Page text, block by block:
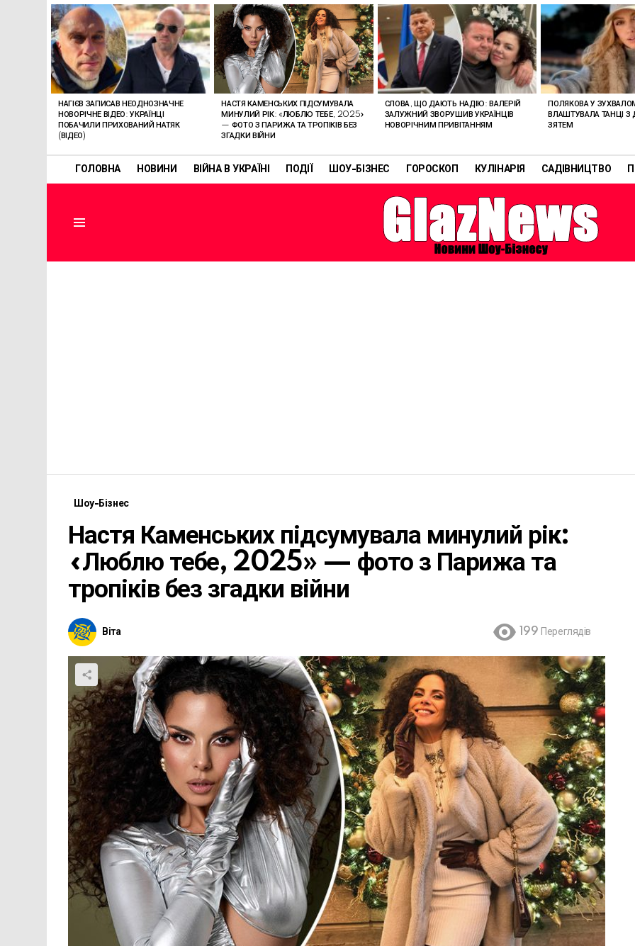
ГОЛОВНА НОВИНИ ВІЙНА В УКРАЇНІ ПОДІЇ ШОУ-БІЗНЕС ГОРОСКОП КУЛІНАРІЯ САДІВНИЦТВО
ОСТАННІ
СТАТТІ
НАГІЄВ ЗАПИСАВ НЕОДНОЗНАЧНЕ
НОВОРІЧНЕ ВІДЕО: УКРАЇНЦІ
ПОБАЧИЛИ ПРИХОВАНИЙ НАТЯК
(ВІДЕО)
НАСТЯ КАМЕНСЬКИХ ПІДСУМУВАЛА
МИНУЛИЙ РІК: «ЛЮБЛЮ ТЕБЕ, 2025»
— ФОТО З ПАРИЖА ТА ТРОПІКІВ БЕЗ
ЗГАДКИ ВІЙНИ
СЛОВА, ЩО ДАЮТЬ НАДІЮ: ВАЛЕРІЙ
ЗАЛУЖНИЙ ЗВОРУШИВ УКРАЇНЦІВ
НОВОРІЧНИМ ПРИВІТАННЯМ
ПОЛЯКОВА У
ВЛАШТУВАЛА ТАНЦІ З
ЗЯТЕМ
Шоу-Бізнес
Настя Каменських підсумувала минулий рік:
«Люблю тебе, 2025» — фото з Парижа та
тропіків без згадки війни
Віта 199 Переглядів